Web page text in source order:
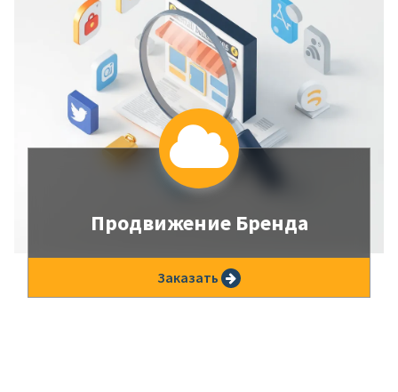
Продвижение Бренда
Подберем идеальных инфлюенсеров для
вашего бренда.
Заказать